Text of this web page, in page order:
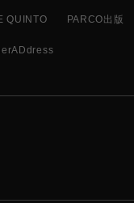
QUINTO PARCO出版